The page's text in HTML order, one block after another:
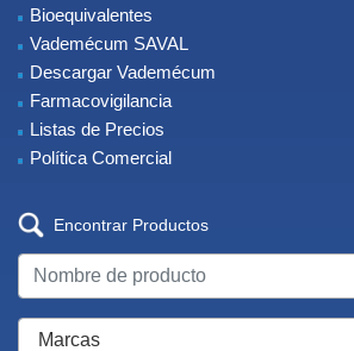
Bioequivalentes
Vademécum SAVAL
Descargar Vademécum
Farmacovigilancia
Listas de Precios
Política Comercial
Encontrar Productos